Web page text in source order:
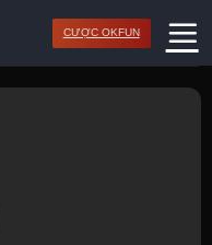
CƯỢC OKFUN